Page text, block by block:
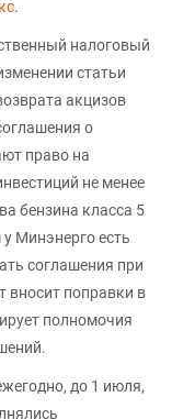
.
налоговый
статьи
акцизов
о
право на
не менее
бензина класса 5
Минэнерго есть
соглашения при
вносит поправки в
полномочия
до 1 июля,